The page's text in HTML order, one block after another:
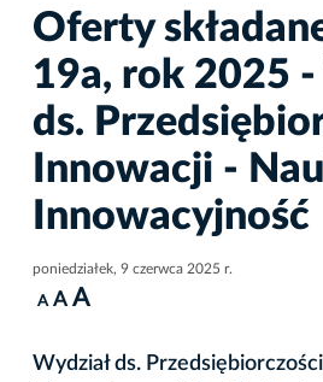
Oferty
19a, rok 2025 -
ds.
Innowacji -
Innowacyjność
poniedziałek, 9 czerwca 2025 r.
A A A
Wydział ds.